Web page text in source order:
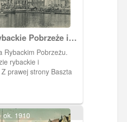
Pobrzeże i
Rybackim Pobrzeżu.
rybackie i
prawej strony Baszta
ok. 1910